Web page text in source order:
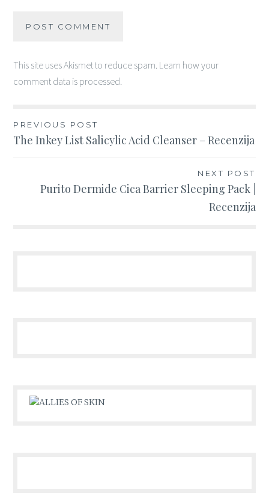
This site uses Akismet to reduce spam. Learn how your
comment data is processed.
Post
navigation
PREVIOUS POST
The Inkey List Salicylic Acid Cleanser – Recenzija
NEXT POST
Purito Dermide Cica Barrier Sleeping Pack |
Recenzija